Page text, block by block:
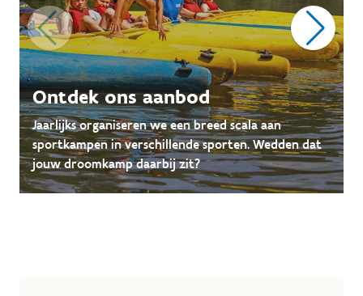
Ontdek ons aanbod
Jaarlijks organiseren we een breed scala aan
sportkampen in verschillende sporten. Wedden dat
jouw droomkamp daarbij zit?